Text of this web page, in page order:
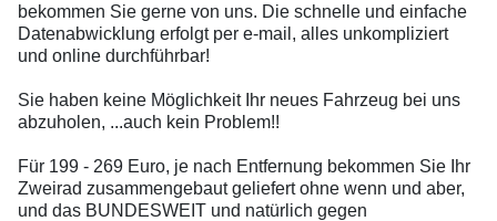
bekommen Sie gerne von uns. Die schnelle und einfache
Datenabwicklung erfolgt per e-mail, alles unkompliziert
und online durchführbar!
Sie haben keine Möglichkeit Ihr neues Fahrzeug bei uns
abzuholen, ...auch kein Problem!!
Für 199 - 269 Euro, je nach Entfernung bekommen Sie Ihr
Zweirad zusammengebaut geliefert ohne wenn und aber,
und das BUNDESWEIT und natürlich gegen